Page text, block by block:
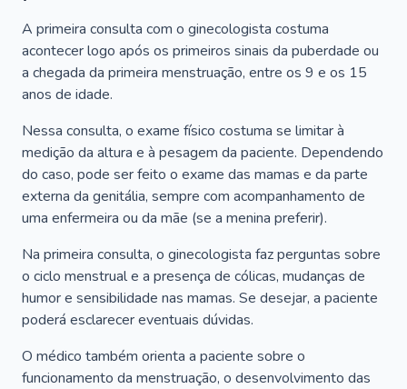
A primeira consulta com o ginecologista costuma
acontecer logo após os primeiros sinais da puberdade ou
a chegada da primeira menstruação, entre os 9 e os 15
anos de idade.
Nessa consulta, o exame físico costuma se limitar à
medição da altura e à pesagem da paciente. Dependendo
do caso, pode ser feito o exame das mamas e da parte
externa da genitália, sempre com acompanhamento de
uma enfermeira ou da mãe (se a menina preferir).
Na primeira consulta, o ginecologista faz perguntas sobre
o ciclo menstrual e a presença de cólicas, mudanças de
humor e sensibilidade nas mamas. Se desejar, a paciente
poderá esclarecer eventuais dúvidas.
O médico também orienta a paciente sobre o
funcionamento da menstruação, o desenvolvimento das